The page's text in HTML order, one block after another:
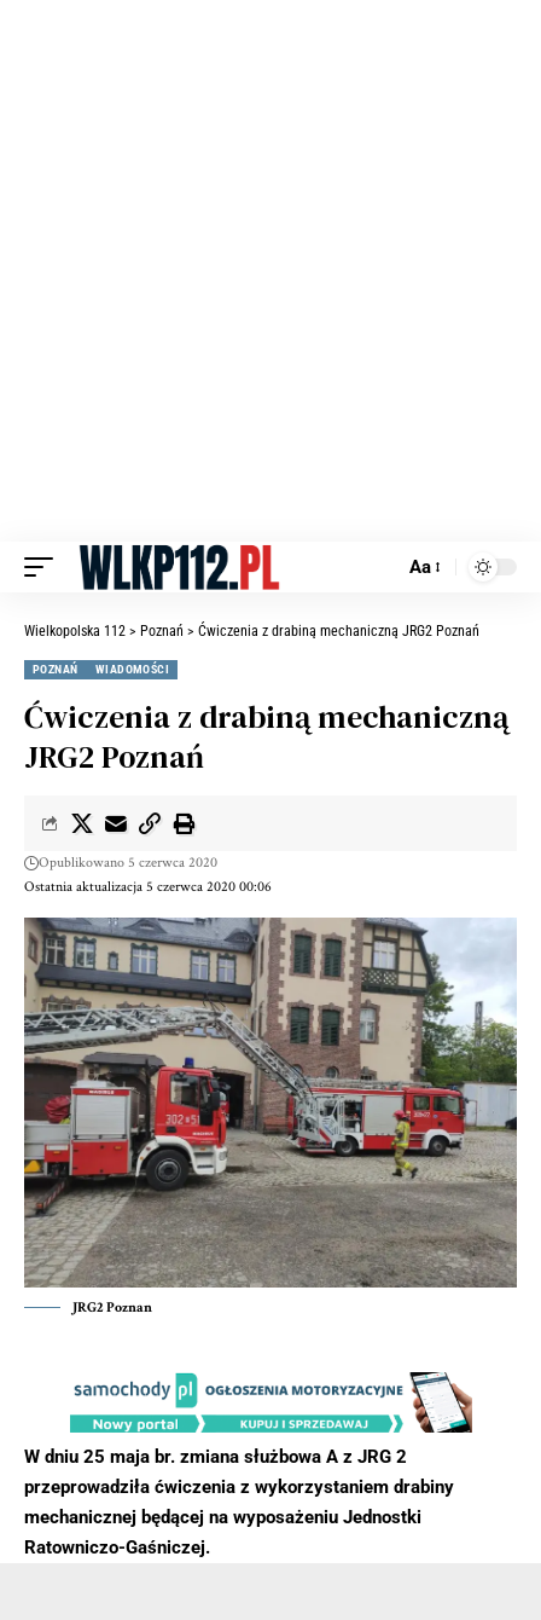
Aa
Wielkopolska 112 > Poznań > Ćwiczenia z drabiną mechaniczną JRG2 Poznań
POZNAŃ WIADOMOŚCI
Ćwiczenia z drabiną mechaniczną
JRG2 Poznań
Ostatnia aktualizacja 5 czerwca 2020 00:06
Opublikowano 5 czerwca 2020
JRG2 Poznan
W dniu 25 maja br. zmiana służbowa A z JRG 2
przeprowadziła ćwiczenia z wykorzystaniem drabiny
mechanicznej będącej na wyposażeniu Jednostki
Ratowniczo-Gaśniczej.